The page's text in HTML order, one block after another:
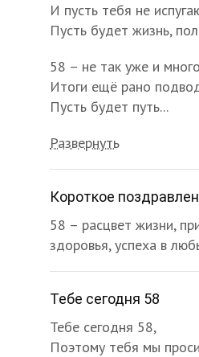
И пусть тебя не
Пусть будет жизнь,
58 – не так уже и
Итоги ещё рано
Пусть будет путь...
Развернуть
Короткое
58 – расцвет жизни,
здоровья, успеха в
Тебе сегодня 58
Тебе сегодня 58,
Поэтому тебя мы